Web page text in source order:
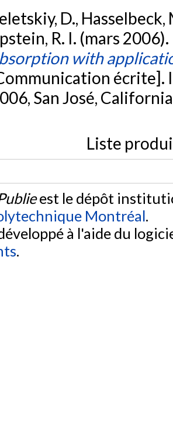
D., Hasselbeck,
R. I. (mars 2006).
with
écrite].
San José,
Liste
est le dépôt
Montréal.
à l'aide du
.